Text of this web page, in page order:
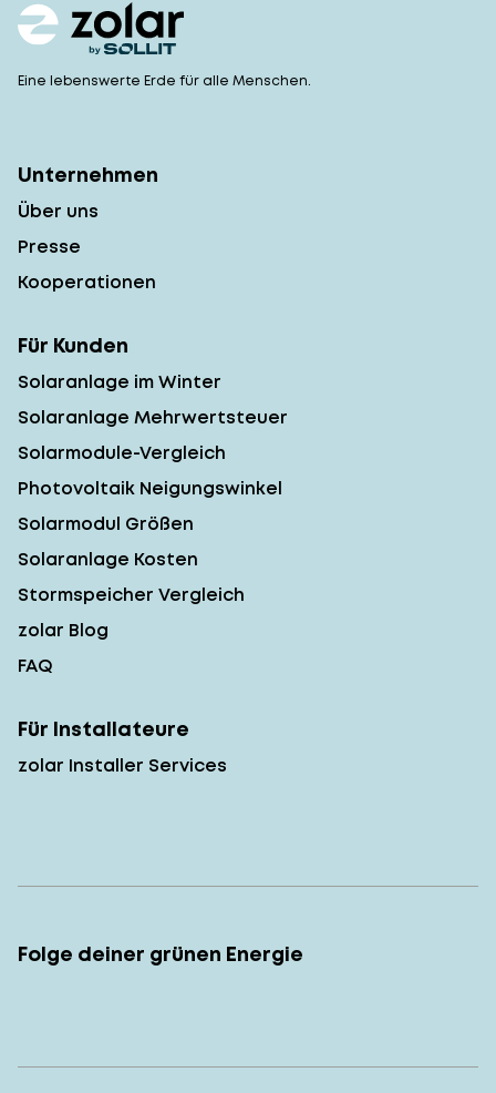
Eine lebenswerte Erde für alle Menschen.
Unternehmen
Über uns
Presse
Kooperationen
Für Kunden
Solaranlage im Winter
Solaranlage Mehrwertsteuer
Solarmodule-Vergleich
Photovoltaik Neigungswinkel
Solarmodul Größen
Solaranlage Kosten
Stormspeicher Vergleich
zolar Blog
FAQ
Für Installateure
zolar Installer Services
Folge deiner grünen Energie